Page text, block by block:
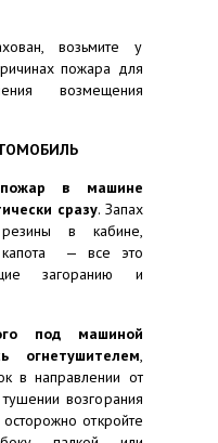
возьмите у
пожара для
возмещения
пожар в машине
сразу. Запах
в кабине,
— все это
загоранию и
под машиной
огнетушителем,
в направлении от
возгорания
откройте